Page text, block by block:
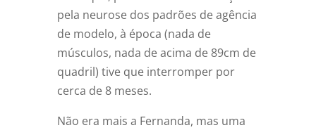
pela neurose dos padrões de agência
de modelo, à época (nada de
músculos, nada de acima de 89cm de
quadril) tive que interromper por
cerca de 8 meses.
Não era mais a Fernanda, mas uma